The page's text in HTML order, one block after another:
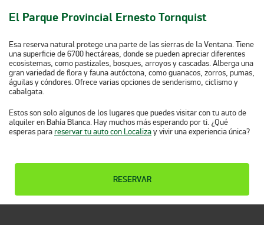
El Parque Provincial Ernesto Tornquist
Esa reserva natural protege una parte de las sierras de la Ventana. Tiene
una superficie de 6700 hectáreas, donde se pueden apreciardiferentes
ecosistemas, como pastizales, bosques, arroyos y cascadas. Alberga una
gran variedad de flora y fauna autóctona, como guanacos, zorros, pumas,
águilas y cóndores. Ofrece varias opciones de senderismo, ciclismo y
cabalgata.
Estos son solo algunos de los lugares que puedes visitar con tu auto de
alquiler en Bahía Blanca. Hay muchos más esperando por ti. ¿Qué
esperas parareservar tu auto con Localizay vivir una experiencia única?
RESERVAR